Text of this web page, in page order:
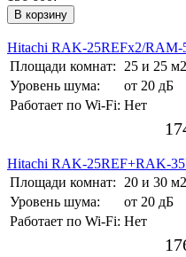
В корзину
Hitachi RAK-25REFх2/RAM-
Площади комнат:
25 и 25 м2
Уровень шума:
от 20 дБ
Работает по Wi-Fi: Нет
Hitachi RAK-25REF+RAK-
Площади комнат:
20 и 30 м2
Уровень шума:
от 20 дБ
Работает по Wi-Fi: Нет